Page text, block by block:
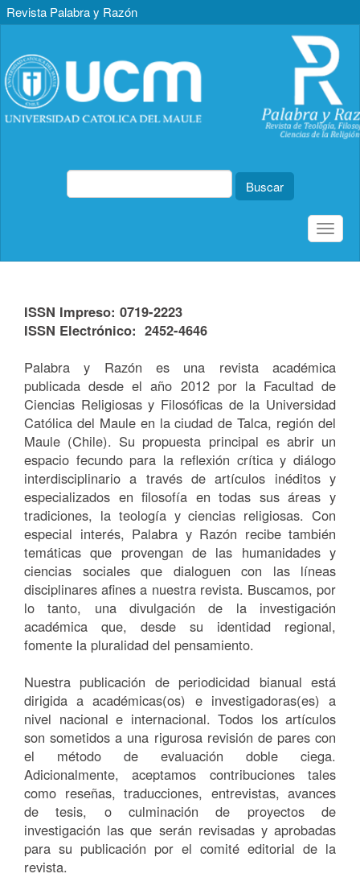
Revista Palabra y Razón
Contenido
principal
Barra
lateral
Buscar
Toggle
ISSN Impreso: 0719-2223
ISSN Electrónico: 2452-4646
Palabra y Razón es una revista académica
publicada desde el año 2012 por la Facultad de
Ciencias Religiosas y Filosóficas de la Universidad
Católica del Maule en la ciudad de Talca, región del
Maule (Chile). Su propuesta principal es abrir un
espacio fecundo para la reflexión crítica y diálogo
interdisciplinario a través de artículos inéditos y
especializados en filosofía en todas sus áreas y
tradiciones, la teología y ciencias religiosas. Con
especial interés, Palabra y Razón recibe también
temáticas que provengan de las humanidades y
ciencias sociales que dialoguen con las líneas
disciplinares afines a nuestra revista. Buscamos, por
lo tanto, una divulgación de la investigación
académica que, desde su identidad regional,
fomente la pluralidad del pensamiento.
Nuestra publicación de periodicidad bianual está
dirigida a académicas(os) e investigadoras(es) a
nivel nacional e internacional. Todos los artículos
son sometidos a una rigurosa revisión de pares con
el método de evaluación doble ciega.
Adicionalmente, aceptamos contribuciones tales
como reseñas, traducciones, entrevistas, avances
de tesis, o culminación de proyectos de
investigación las que serán revisadas y aprobadas
para su publicación por el comité editorial de la
revista.